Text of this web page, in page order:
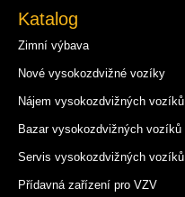
Katalog
Zimní výbava
Nové vysokozdvižné vozíky
Nájem vysokozdvižných vozíků
Bazar vysokozdvižných vozíků
Servis vysokozdvižných vozíků
Přídavná zařízení pro VZV